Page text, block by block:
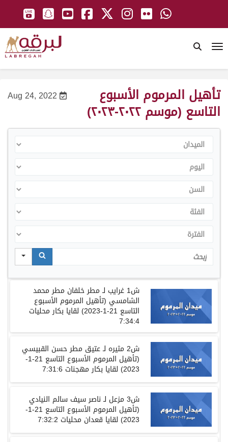
Aug 24, 2022 تأهيل المرموم الأسبوع
التاسع (موسم ٢٠٢٢-٢٠٢٣)
الميدان
اليوم
السن
الفئة
الفترة
Search
ش1 غرايب لـمطرخلفان مطر محمد
الشامسي (تأهيل المرموم الأسبوع
التاسع 21-1-2023) لقايا بكار محليات
7:34:4
ش2 مثيره لـعتيق مطرحسن القبيسي
(تأهيل المرموم الأسبوع التاسع 21-1-
2023) لقايا بكار مهجنات
ش3 مزعل لـناصرسيف سالم النيادي
(تأهيل المرموم الأسبوع التاسع 21-1-
2023) لقايا قعدان محليات